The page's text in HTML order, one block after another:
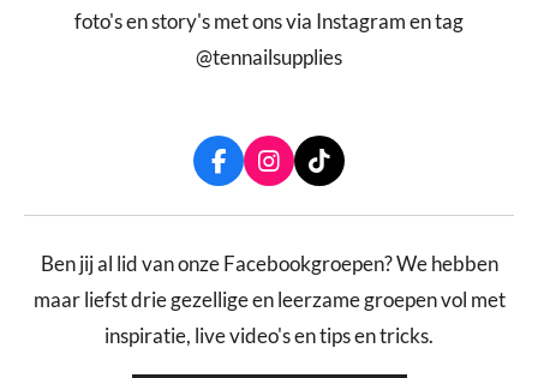
foto's en story's met ons via Instagram en tag
@tennailsupplies
F
a
c
b
o
k
I
n
s
a
r
a
T
i
k
o
Ben jij al lid van onze Facebookgroepen? We hebben
maar liefst drie gezellige en leerzame groepen vol met
inspiratie, live video's en tips en tricks.